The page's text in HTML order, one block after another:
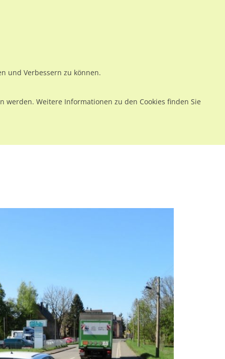
und Verbessern zu können.
werden. Weitere Informationen zu den Cookies finden Sie